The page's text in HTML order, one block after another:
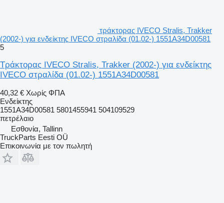
τράκτορας IVECO Stralis, Trakker
(2002-) για ενδείκτης IVECO στραλίδα (01.02-) 1551A34D00581
5
Τράκτορας IVECO Stralis, Trakker (2002-) για ενδείκτης
IVECO στραλίδα (01.02-) 1551A34D00581
40,32 € Χωρίς ΦΠΑ
Ενδείκτης
1551A34D00581 5801455941 504109529
πετρέλαιο
Εσθονία, Tallinn
TruckParts Eesti OÜ
Επικοινωνία με τον πωλητή